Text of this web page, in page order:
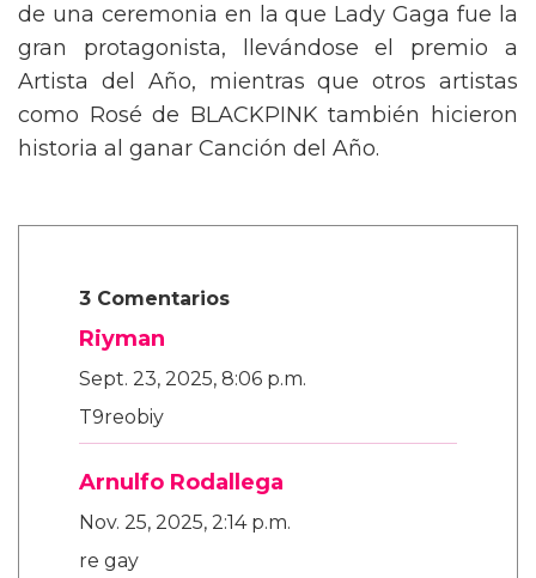
de una ceremonia en la que Lady Gaga fue la
gran protagonista, llevándose el premio a
Artista del Año, mientras que otros artistas
como Rosé de BLACKPINK también hicieron
historia al ganar Canción del Año.
3 Comentarios
Riyman
Sept. 23, 2025, 8:06 p.m.
T9reobiy
Arnulfo Rodallega
Nov. 25, 2025, 2:14 p.m.
re gay